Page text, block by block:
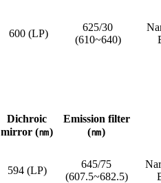
600 (LP)
625/30
(610~640)
Dichroic
mirror (㎚)
Emission filter
(㎚)
594 (LP)
645/75
(607.5~682.5)